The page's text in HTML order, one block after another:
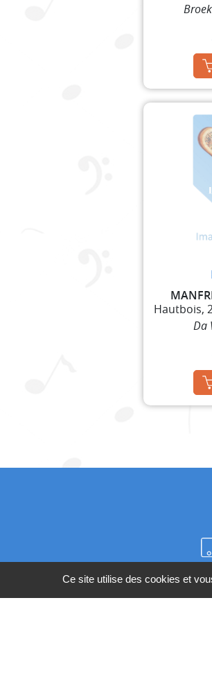
Da
Meilleurs
Ce site utilise des cookies et